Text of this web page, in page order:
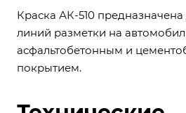
Краска АК-510
линий разметки на
асфальтобетонным и
покрытием.